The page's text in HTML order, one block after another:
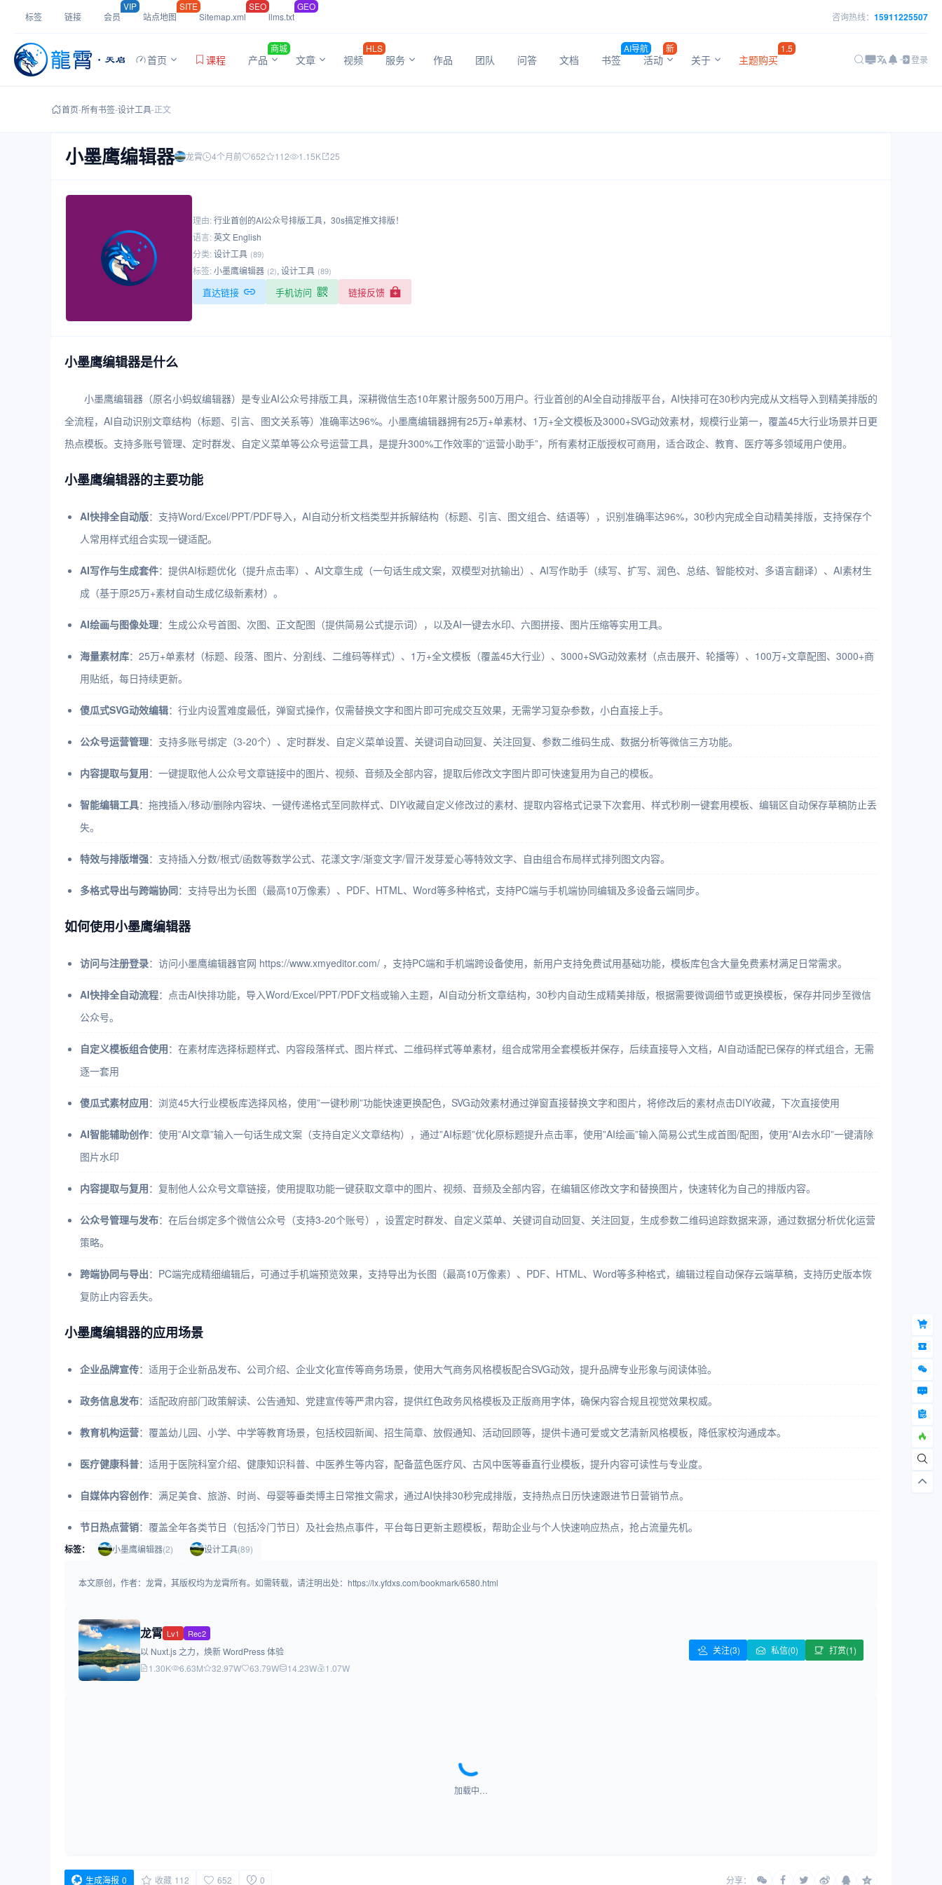
标签 链接 会员
VIP
站点地图
SITE
Sitemap.xml
SEO
llms.txt
GEO
咨询热线： 15911225507
首页 课程 产品
商城
文章 视频
HLS
服务 作品 团队 问答 文档 书签
AI导航
活动
新
关于 主题购买
1.5
登录
首页-所有书签-设计工具-正文
小墨鹰编辑器 龙霄 4个月前 652 112 1.15K 25
理由:行业首创的AI公众号排版工具，30s搞定推文排版！
语言:英文 English
分类:设计工具 (89)
标签:小墨鹰编辑器 (2), 设计工具 (89)
直达链接 手机访问 链接反馈
小墨鹰编辑器是什么
小墨鹰编辑器（原名小蚂蚁编辑器）是专业AI公众号排版工具，深耕微信生态10年累计服务500万用户。行业首创的AI全自动排版平台，AI快排可在30秒内完成从文档导入到精美排版的
全流程，AI自动识别文章结构（标题、引言、图文关系等）准确率达96%。小墨鹰编辑器拥有25万+单素材、1万+全文模板及3000+SVG动效素材，规模行业第一，覆盖45大行业场景并日更
热点模板。支持多账号管理、定时群发、自定义菜单等公众号运营工具，是提升300%工作效率的”运营小助手”，所有素材正版授权可商用，适合政企、教育、医疗等多领域用户使用。
小墨鹰编辑器的主要功能
AI快排全自动版：支持Word/Excel/PPT/PDF导入，AI自动分析文档类型并拆解结构（标题、引言、图文组合、结语等），识别准确率达96%，30秒内完成全自动精美排版，支持保存个
人常用样式组合实现一键适配。
AI写作与生成套件：提供AI标题优化（提升点击率）、AI文章生成（一句话生成文案，双模型对抗输出）、AI写作助手（续写、扩写、润色、总结、智能校对、多语言翻译）、AI素材生
成（基于原25万+素材自动生成亿级新素材）。
AI绘画与图像处理：生成公众号首图、次图、正文配图（提供简易公式提示词），以及AI一键去水印、六图拼接、图片压缩等实用工具。
海量素材库：25万+单素材（标题、段落、图片、分割线、二维码等样式）、1万+全文模板（覆盖45大行业）、3000+SVG动效素材（点击展开、轮播等）、100万+文章配图、3000+商
用贴纸，每日持续更新。
傻瓜式SVG动效编辑：行业内设置难度最低，弹窗式操作，仅需替换文字和图片即可完成交互效果，无需学习复杂参数，小白直接上手。
公众号运营管理：支持多账号绑定（3-20个）、定时群发、自定义菜单设置、关键词自动回复、关注回复、参数二维码生成、数据分析等微信三方功能。
内容提取与复用：一键提取他人公众号文章链接中的图片、视频、音频及全部内容，提取后修改文字图片即可快速复用为自己的模板。
智能编辑工具：拖拽插入/移动/删除内容块、一键传递格式至同款样式、DIY收藏自定义修改过的素材、提取内容格式记录下次套用、样式秒刷一键套用模板、编辑区自动保存草稿防止丢
失。
特效与排版增强：支持插入分数/根式/函数等数学公式、花漾文字/渐变文字/冒汗发芽爱心等特效文字、自由组合布局样式排列图文内容。
多格式导出与跨端协同：支持导出为长图（最高10万像素）、PDF、HTML、Word等多种格式，支持PC端与手机端协同编辑及多设备云端同步。
如何使用小墨鹰编辑器
访问与注册登录：访问小墨鹰编辑器官网 https://www.xmyeditor.com/ ，支持PC端和手机端跨设备使用，新用户支持免费试用基础功能，模板库包含大量免费素材满足日常需求。
AI快排全自动流程：点击AI快排功能，导入Word/Excel/PPT/PDF文档或输入主题，AI自动分析文章结构，30秒内自动生成精美排版，根据需要微调细节或更换模板，保存并同步至微信
公众号。
自定义模板组合使用：在素材库选择标题样式、内容段落样式、图片样式、二维码样式等单素材，组合成常用全套模板并保存，后续直接导入文档，AI自动适配已保存的样式组合，无需
逐一套用
傻瓜式素材应用：浏览45大行业模板库选择风格，使用”一键秒刷”功能快速更换配色，SVG动效素材通过弹窗直接替换文字和图片，将修改后的素材点击DIY收藏，下次直接使用
AI智能辅助创作：使用”AI文章”输入一句话生成文案（支持自定义文章结构），通过”AI标题”优化原标题提升点击率，使用”AI绘画”输入简易公式生成首图/配图，使用”AI去水印”一键清除
图片水印
内容提取与复用：复制他人公众号文章链接，使用提取功能一键获取文章中的图片、视频、音频及全部内容，在编辑区修改文字和替换图片，快速转化为自己的排版内容。
公众号管理与发布：在后台绑定多个微信公众号（支持3-20个账号），设置定时群发、自定义菜单、关键词自动回复、关注回复，生成参数二维码追踪数据来源，通过数据分析优化运营
策略。
跨端协同与导出：PC端完成精细编辑后，可通过手机端预览效果，支持导出为长图（最高10万像素）、PDF、HTML、Word等多种格式，编辑过程自动保存云端草稿，支持历史版本恢
复防止内容丢失。
小墨鹰编辑器的应用场景
企业品牌宣传：适用于企业新品发布、公司介绍、企业文化宣传等商务场景，使用大气商务风格模板配合SVG动效，提升品牌专业形象与阅读体验。
政务信息发布：适配政府部门政策解读、公告通知、党建宣传等严肃内容，提供红色政务风格模板及正版商用字体，确保内容合规且视觉效果权威。
教育机构运营：覆盖幼儿园、小学、中学等教育场景，包括校园新闻、招生简章、放假通知、活动回顾等，提供卡通可爱或文艺清新风格模板，降低家校沟通成本。
医疗健康科普：适用于医院科室介绍、健康知识科普、中医养生等内容，配备蓝色医疗风、古风中医等垂直行业模板，提升内容可读性与专业度。
自媒体内容创作：满足美食、旅游、时尚、母婴等垂类博主日常推文需求，通过AI快排30秒完成排版，支持热点日历快速跟进节日营销节点。
节日热点营销：覆盖全年各类节日（包括冷门节日）及社会热点事件，平台每日更新主题模板，帮助企业与个人快速响应热点，抢占流量先机。
标签： 小墨鹰编辑器(2) 设计工具(89)
本文原创，作者：龙霄，其版权均为龙霄所有。如需转载，请注明出处：https://lx.yfdxs.com/bookmark/6580.html
龙霄 Lv1 Rec2
以 Nuxt.js 之力，焕新 WordPress 体验
1.30K
6.63M 32.97W 63.79W 14.23W 1.07W
关注(3) 私信(0) 打赏(1)
加载中…
生成海报 0 收藏 112 652 0 分享：